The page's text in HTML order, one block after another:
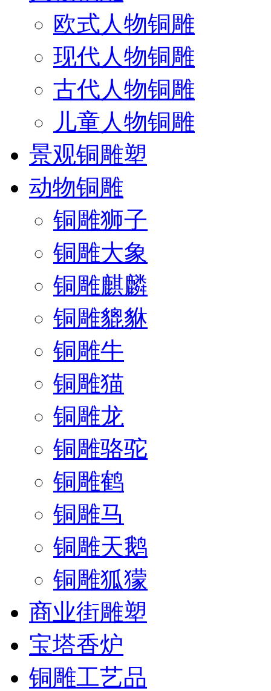
欧式人物铜雕
现代人物铜雕
古代人物铜雕
儿童人物铜雕
景观铜雕塑
动物铜雕
铜雕狮子
铜雕大象
铜雕麒麟
铜雕貔貅
铜雕牛
铜雕猫
铜雕龙
铜雕骆驼
铜雕鹤
铜雕马
铜雕天鹅
铜雕狐獴
商业街雕塑
宝塔香炉
铜雕工艺品